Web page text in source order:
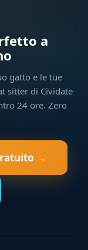
a
gatto e le tue
sitter di Cividate
24 ore. Zero
→